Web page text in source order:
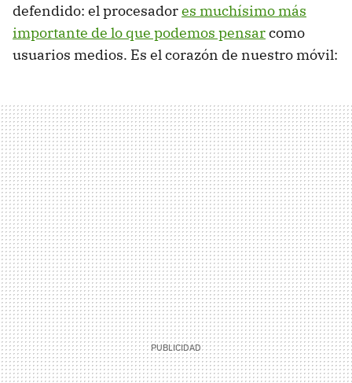
defendido: el procesadores muchísimo más
importante de lo que podemos pensarcomo
usuarios medios. Es el corazón de nuestro móvil: